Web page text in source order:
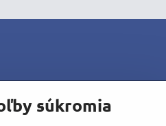
súkromia